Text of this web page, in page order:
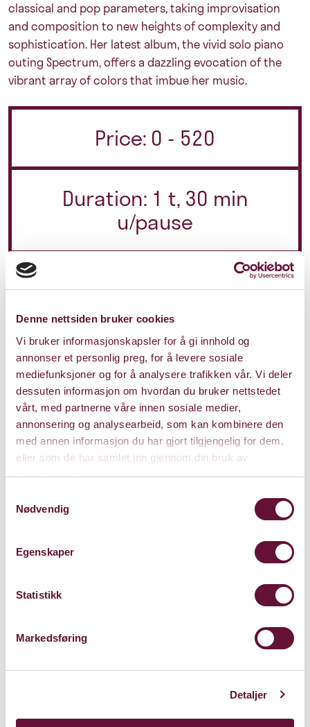
Denne nettsiden bruker cookies
Vi bruker informasjonskapsler for å gi innhold og
annonser et personlig preg, for å levere sosiale
mediefunksjoner og for å analysere trafikken vår. Vi deler
dessuten informasjon om hvordan du bruker nettstedet
vårt, med partnerne våre innen sosiale medier,
annonsering og analysearbeid, som kan kombinere den
med annen informasjon du har gjort tilgjengelig for dem,
eller som de har samlet inn gjennom din bruk av
tjenestene deres.
Nødvendig
Egenskaper
Statistikk
Markedsføring
Detaljer
classical and pop parameters, taking improvisation
and composition to new heights of complexity and
sophistication. Her latest album, the vivid solo piano
outing Spectrum, offers a dazzling evocation of the
vibrant array of colors that imbue her music.
Price: 0 - 520
Duration: 1 t, 30 min
u/pause
Saturday 25. March 2023
Bærum Kulturhus
Kart